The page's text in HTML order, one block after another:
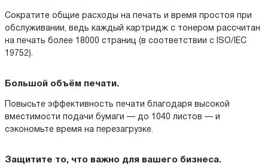
Сократите общие расходы на печать и время простоя при
обслуживании, ведь каждый картридж с тонером рассчитан
на печать более 18000 страниц (в соответствии с ISO/IEC
19752).
Большой объём печати.
Повысьте эффективность печати благодаря высокой
вместимости подачи бумаги — до 1040 листов — и
сэкономьте время на перезагрузке.
Защитите то, что важно для вашего бизнеса.